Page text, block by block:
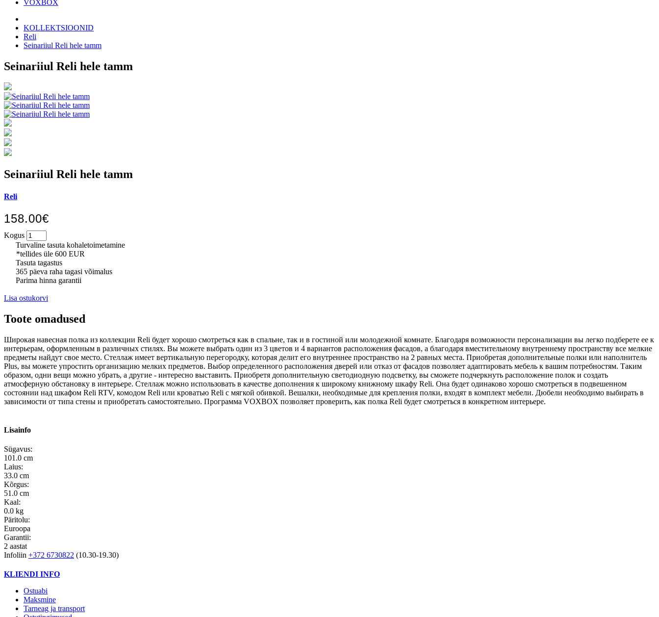
VOXBOX
KOLLEKTSIOONID
Reli
Seinariiul Reli hele tamm
Seinariiul Reli hele tamm
Seinariiul Reli hele tamm
Reli
158.00€
Kogus
Turvaline tasuta kohaletoimetamine
*tellides üle 600 EUR
Tasuta tagastus
365 päeva raha tagasi võimalus
Parima hinna garantii
Lisa ostukorvi
Toote omadused
Широкая навесная полка из коллекции Reli будет хорошо смотреться как в спальне, так и в гостиной или молодежной комнате. Благодаря возможности персонализации вы легко подберете ее к
интерьерам, оформленным в различных стилях. Вы можете выбрать один из 3 цветов и 4 вариантов расположения фасадов, а благодаря вместительному внутреннему пространству все мелкие
предметы найдут свое место. Стеллаж имеет вертикальную перегородку, которая делит его внутреннее пространство на 2 равных места. Приобретая дополнительные полки или наполнитель
Plus, вы можете упростить организацию мелких предметов. Выбор определенного расположения дверей или отказ от фасадов позволяет адаптировать мебель к вашим потребностям. Таким
образом, одни вещи можно убрать, а другие - интересно выставить. Приобретя дополнительную светодиодную подсветку, вы сможете подчеркнуть расположение полок и создать
атмосферную обстановку в интерьере. Стеллаж можно использовать в качестве дополнения к широкому книжному шкафу Reli. Она будет одинаково хорошо смотреться в подвешенном
состоянии над шкафом Reli RTV, комодом Reli или кроватью Reli с мягкой обивкой. Вешалки, необходимые для крепления полки, входят в комплект мебели. Дюбели необходимо выбирать в
зависимости от типа стены и приобретать самостоятельно. Программа VOXBOX позволяет проверить, как полка Reli будет смотреться в конкретном интерьере.
Lisainfo
Sügavus:
101.0 cm
Laius:
33.0 cm
Kõrgus:
51.0 cm
Kaal:
0.0 kg
Päritolu:
Euroopa
Garantii:
2 aastat
Infoliin +372 6730822 (10.30-19.30)
KLIENDI INFO
Ostuabi
Maksmine
Tarneag ja transport